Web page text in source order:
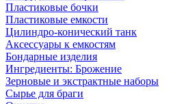
Пластиковые бочки
Пластиковые емкости
Цилиндро-конический танк
Аксессуары к емкостям
Бондарные изделия
Ингредиенты: Брожение
Зерновые и экстрактные наборы
Сырье для браги